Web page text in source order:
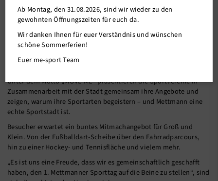
01.06.2026
Sportvereine laden zum 1. Mettmanner Sporttag
Am Sonntag, 5. Juli 2026
1. Mettmanner Sporttag auf dem Königshofplatz
Unter dem Motto „MOVE ME“ präsentieren die Sportvereine in
Zusammenarbeit mit der Stadt gemeinsam ihre Angebote und
zeigen, warum ihre Sportarten begeistern – und Mettmann eine
echte Sportstadt ist.
Besucher erwartet ein buntes Mitmachangebot für Groß und
Klein. Von der Fußballdart-Scheibe über den Fahrradparcours,
hin zu einer Hockey- und Tennisfläche und vielem mehr.
„Es ist uns eine Freude, dass wir es gemeinschaftlich geschafft
haben, den 1. Mettmanner Sporttag auf die Beine zu stellen“, sind
Ab Montag, den 31.08.2026, sind wir wieder zu den
gewohnten Öffnungszeiten für euch da.
Wir danken Ihnen für euer Verständnis und wünschen
schöne Sommerferien!
Euer me-sport Team